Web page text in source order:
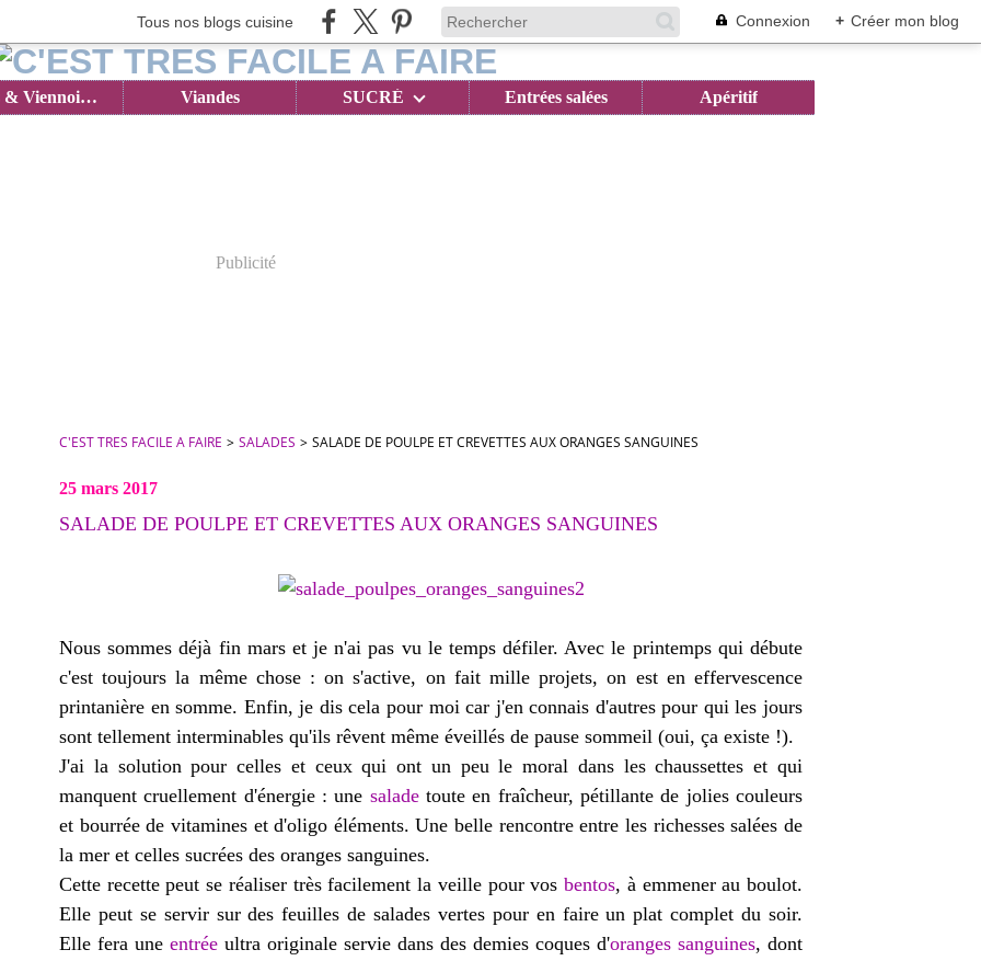
Tous nos blogs cuisine Connexion + Créer mon blog
Brioches & Viennoiseries Viandes SUCRÉ Entrées salées Apéritif
Publicité
C'EST TRES FACILE A FAIRE > SALADES > SALADE DE POULPE ET CREVETTES AUX ORANGES SANGUINES
25 mars 2017
SALADE DE POULPE ET CREVETTES AUX ORANGES SANGUINES
Nous sommes déjà fin mars et je n'ai pas vu le temps défiler. Avec le printemps qui débute
c'est toujours la même chose : on s'active, on fait mille projets, on est en effervescence
printanière en somme. Enfin, je dis cela pour moi car j'en connais d'autres pour qui les jours
sont tellement interminables qu'ils rêvent même éveillés de pause sommeil (oui, ça existe !).
J'ai la solution pour celles et ceux qui ont un peu le moral dans les chaussettes et qui
manquent cruellement d'énergie : une saladetoute en fraîcheur, pétillante de jolies couleurs
et bourrée de vitamines et d'oligo éléments. Une belle rencontre entre les richesses salées de
la mer et celles sucrées des oranges sanguines.
Cette recette peut se réaliser très facilement la veille pour vosbentos, à emmener au boulot.
Elle peut se servir sur des feuilles de salades vertes pour en faire un plat complet du soir.
Elle fera une entrée ultra originale servie dans des demies coques d'oranges sanguines, dont